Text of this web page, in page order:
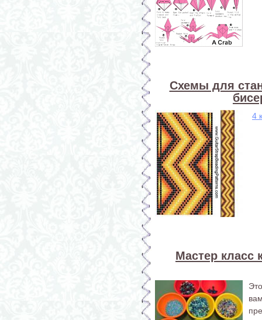
Схемы для
4
Мастер класс